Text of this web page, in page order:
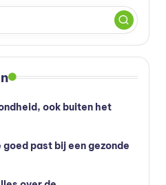
ook buiten het
goed past bij een gezonde